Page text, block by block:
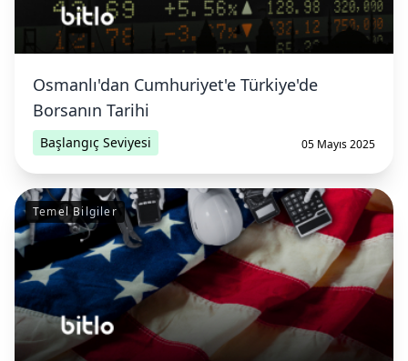
Osmanlı'dan Cumhuriyet'e Türkiye'de
Borsanın Tarihi
Başlangıç Seviyesi 05 Mayıs 2025
Temel Bilgiler